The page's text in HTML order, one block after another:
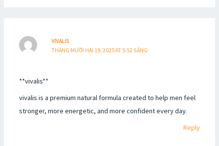
VIVALIS
THÁNG MƯỜI HAI 19, 2025 AT 5:52 SÁNG
**vivalis**
vivalis is a premium natural formula created to help men feel
stronger, more energetic, and more confident every day.
Reply